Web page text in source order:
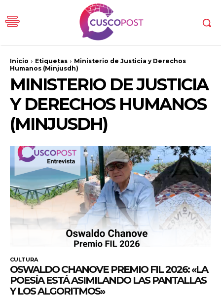
Inicio Etiquetas
Ministerio de Justicia y Derechos
Humanos (Minjusdh)
MINISTERIO DE JUSTICIA
Y DERECHOS HUMANOS
(MINJUSDH)
CULTURA
OSWALDO CHANOVE PREMIO FIL 2026: «LA
POESÍA ESTÁ ASIMILANDO LAS PANTALLAS
Y LOS ALGORITMOS»